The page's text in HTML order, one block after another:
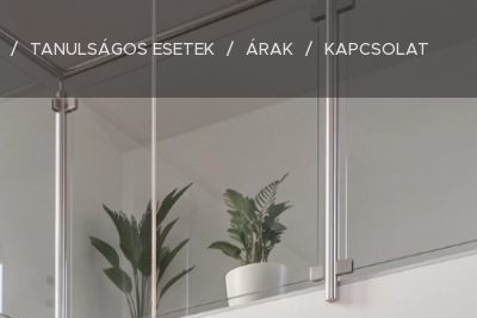
TANULSÁGOS ESETEK ÁRAK KAPCSOLAT